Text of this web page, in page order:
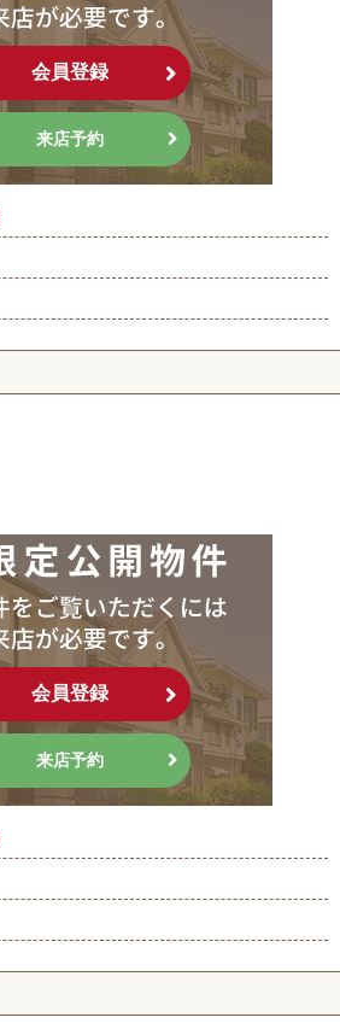
会員登録
来店予約
会員登録
来店予約